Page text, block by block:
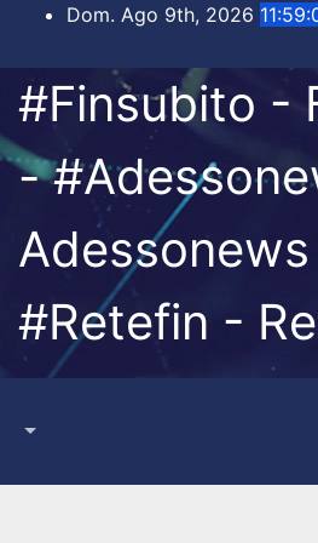
contenuto
Dom. Ago 9th, 2026
#Finsubito -
-
#Retefin -